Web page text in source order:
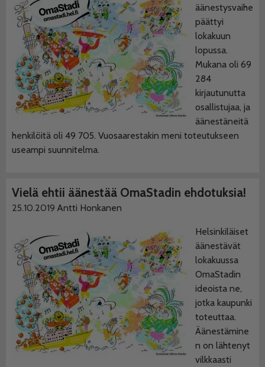
äänestysvaihe
päättyi
lokakuun
lopussa.
Mukana oli 69
284
kirjautunutta
osallistujaa, ja
äänestäneitä
henkilöitä oli 49 705. Vuosaarestakin meni toteutukseen
useampi suunnitelma.
Vielä ehtii äänestää OmaStadin ehdotuksia!
25.10.2019 Antti Honkanen
Helsinkiläiset
äänestävät
lokakuussa
OmaStadin
ideoista ne,
jotka kaupunki
toteuttaa.
Äänestämine
n on lähtenyt
vilkkaasti